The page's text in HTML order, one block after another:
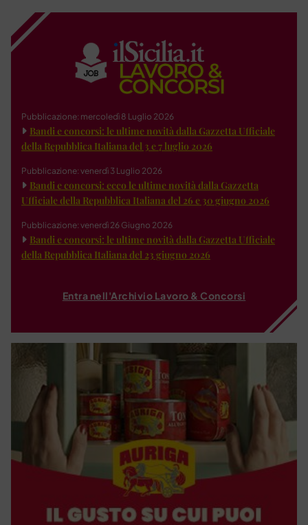
Pubblicazione: mercoledì 8 Luglio 2026
Bandi e concorsi: le ultime novità dalla Gazzetta Ufficiale
della Repubblica Italiana del 3 e 7 luglio 2026
Pubblicazione: venerdì 3 Luglio 2026
Bandi e concorsi: ecco le ultime novità dalla Gazzetta
Ufficiale della Repubblica Italiana del 26 e 30 giugno 2026
Pubblicazione: venerdì 26 Giugno 2026
Bandi e concorsi: le ultime novità dalla Gazzetta Ufficiale
della Repubblica Italiana del 23 giugno 2026
Entra nell'Archivio Lavoro & Concorsi